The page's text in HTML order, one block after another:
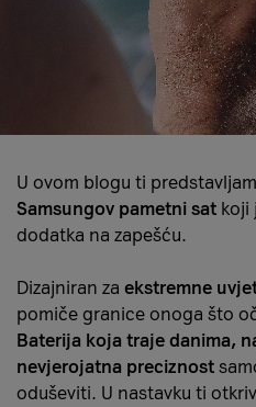
U ovom blogu ti
Samsungov pametni sat koji
dodatka na zapešću.
Dizajniran za ekstremne
pomiče granice onoga što
Baterija koja traje danima,
nevjerojatna preciznost
oduševiti. U nastavku ti